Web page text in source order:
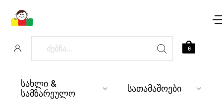
სახლი &
სამზარეულო სათამაშოები
0